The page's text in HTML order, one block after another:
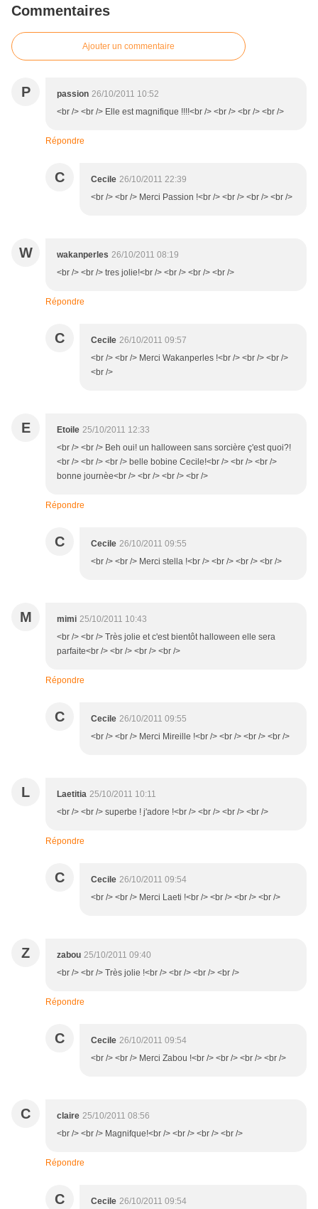
Commentaires
Ajouter un commentaire
P passion 26/10/2011 10:52
<br /> <br /> Elle est magnifique !!!!<br /> <br /> <br /> <br />
Répondre
C Cecile 26/10/2011 22:39
<br /> <br /> Merci Passion !<br /> <br /> <br /> <br />
W wakanperles 26/10/2011 08:19
<br /> <br /> tres jolie!<br /> <br /> <br /> <br />
Répondre
C Cecile 26/10/2011 09:57
<br /> <br /> Merci Wakanperles !<br /> <br /> <br />
<br />
E Etoile 25/10/2011 12:33
<br /> <br /> Beh oui! un halloween sans sorcière ç'est quoi?!
<br /> <br /> <br /> belle bobine Cecile!<br /> <br /> <br />
bonne journèe<br /> <br /> <br /> <br />
Répondre
C Cecile 26/10/2011 09:55
<br /> <br /> Merci stella !<br /> <br /> <br /> <br />
M mimi 25/10/2011 10:43
<br /> <br /> Très jolie et c'est bientôt halloween elle sera
parfaite<br /> <br /> <br /> <br />
Répondre
C Cecile 26/10/2011 09:55
<br /> <br /> Merci Mireille !<br /> <br /> <br /> <br />
L Laetitia 25/10/2011 10:11
<br /> <br /> superbe ! j'adore !<br /> <br /> <br /> <br />
Répondre
C Cecile 26/10/2011 09:54
<br /> <br /> Merci Laeti !<br /> <br /> <br /> <br />
Z zabou 25/10/2011 09:40
<br /> <br /> Très jolie !<br /> <br /> <br /> <br />
Répondre
C Cecile 26/10/2011 09:54
<br /> <br /> Merci Zabou !<br /> <br /> <br /> <br />
C claire 25/10/2011 08:56
<br /> <br /> Magnifque!<br /> <br /> <br /> <br />
Répondre
C Cecile 26/10/2011 09:54